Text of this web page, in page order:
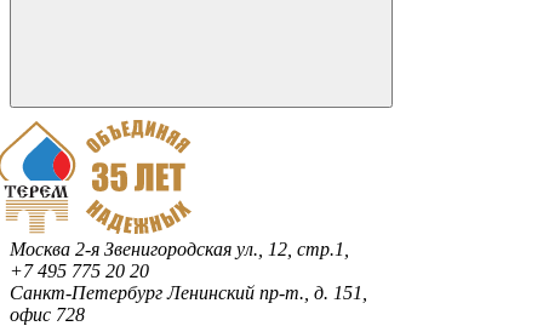
Москва 2-я Звенигородская ул., 12, стр.1,
+7 495 775 20 20
Санкт-ПетербургЛенинский пр-т., д. 151,
офис 728